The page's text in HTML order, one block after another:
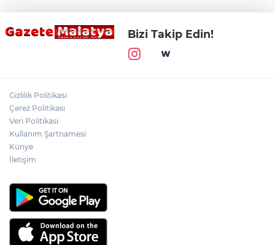
Bizi Takip Edin!
Gizlilik Politikası
Çerez Politikası
Veri Politikası
Kullanım Şartnamesi
Künye
İletişim